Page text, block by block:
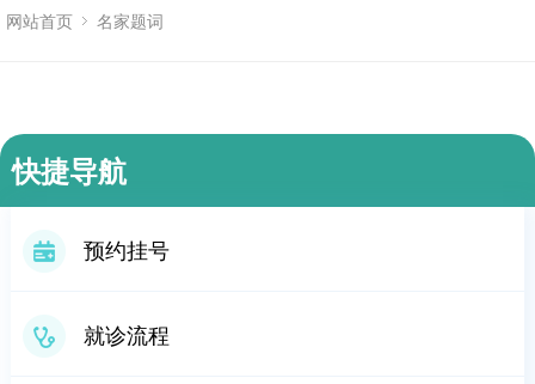
网站首页 名家题词
快捷导航
预约挂号
就诊流程